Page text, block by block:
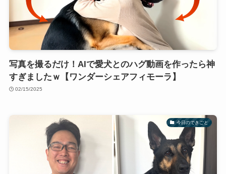
写真を撮るだけ！AIで愛犬とのハグ動画を作ったら神
すぎましたｗ【ワンダーシェアフィモーラ】
02/15/2025
今日のできごと